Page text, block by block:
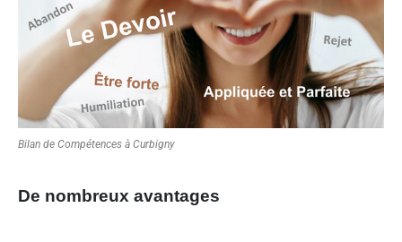
Bilan de Compétences à Curbigny
De nombreux avantages